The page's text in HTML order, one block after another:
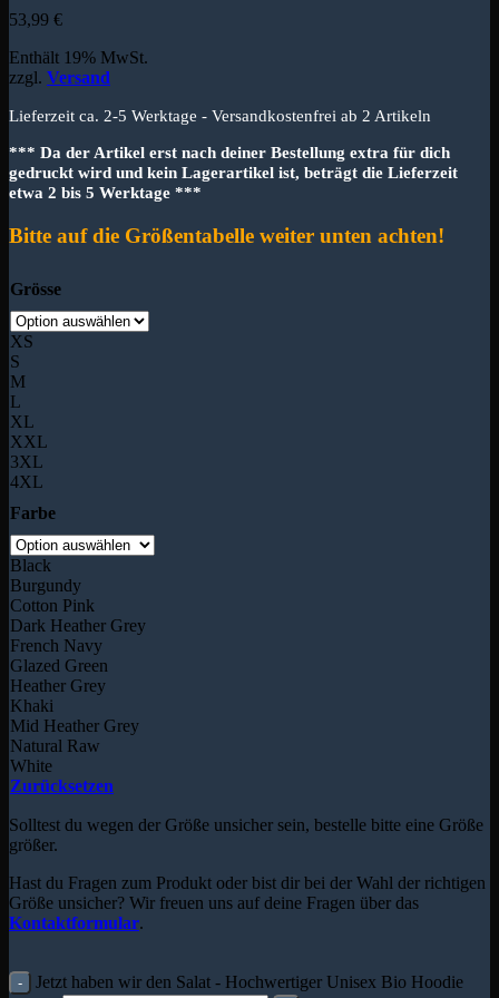
53,99 €
Enthält 19% MwSt.
zzgl. Versand
Lieferzeit ca. 2-5 Werktage - Versandkostenfrei ab 2 Artikeln
*** Da der Artikel erst nach deiner Bestellung extra für dich
gedruckt wird und kein Lagerartikel ist, beträgt die Lieferzeit
etwa 2 bis 5 Werktage ***
Bitte auf die Größentabelle weiter unten achten!
Grösse
XS
S
M
L
XL
XXL
3XL
4XL
Farbe
Black
Burgundy
Cotton Pink
Dark Heather Grey
French Navy
Glazed Green
Heather Grey
Khaki
Mid Heather Grey
Natural Raw
White
Zurücksetzen
Solltest du wegen der Größe unsicher sein, bestelle bitte eine Größe
größer.
Hast du Fragen zum Produkt oder bist dir bei der Wahl der richtigen
Größe unsicher? Wir freuen uns auf deine Fragen über das
Kontaktformular.
Jetzt haben wir den Salat - Hochwertiger Unisex Bio Hoodie